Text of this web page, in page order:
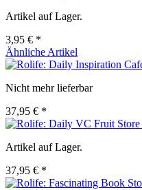
Artikel auf Lager.
3,95 € *
Ähnliche Artikel
Nicht mehr lieferbar
37,95 € *
Artikel auf Lager.
37,95 € *